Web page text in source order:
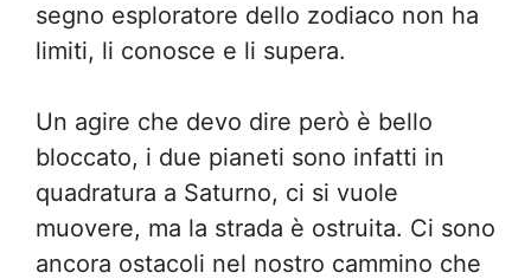
segno esploratore dello zodiaco non ha
limiti, li conosce e li supera.
Un agire che devo dire però è bello
bloccato, i due pianeti sono infatti in
quadratura a Saturno, ci si vuole
muovere, ma la strada è ostruita. Ci sono
ancora ostacoli nel nostro cammino che